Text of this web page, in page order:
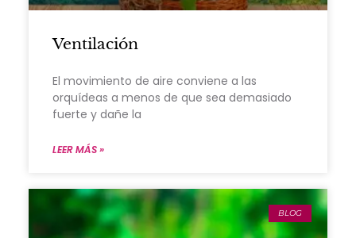
Ventilación
El movimiento de aire conviene a las
orquídeas a menos de que sea demasiado
fuerte y dañe la
LEER MÁS »
BLOG